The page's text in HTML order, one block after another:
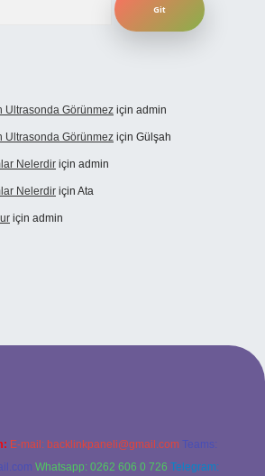
Ultrasonda Görünmez için admin
Ultrasonda Görünmez için Gülşah
Nelerdir için admin
Nelerdir için Ata
için admin
E-mail: backlinkpaneli@gmail.com Teams:
Whatsapp: 0262 606 0 726 Telegram: